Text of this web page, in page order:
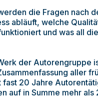
die Fragen nach
abläuft, welche
und was all
der Autorengruppe
aller
fast 20 Jahre
auf in Summe mehr